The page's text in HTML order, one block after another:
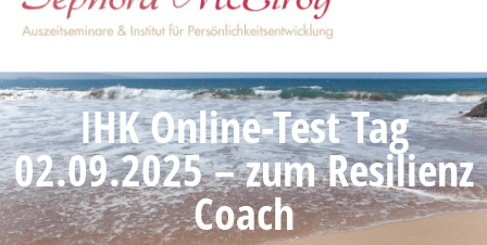
IHK Online-Test Tag
02.09.2025 – zum Resilienz
Coach